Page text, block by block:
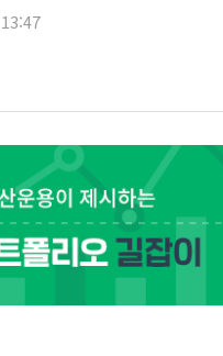
美 항소법원, 백악관 무도회장
이란 핵심 원유 수출항 '하르
美 고용 쇼크에 엔화 장중 급
[AI MY 뉴스] 뉴욕 반도체주
뉴욕증시 프리뷰, 美 고용 쇼
[종합] 美 7월 고용 2만3000명
[사진] 이슬람 수니파 3개국,
뉴욕증시 개장 전 특징주...아
보훈부, 미 DPAA와 MOU…